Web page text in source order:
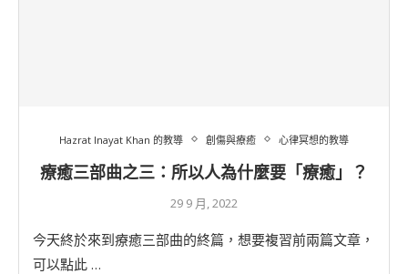
Hazrat Inayat Khan 的教導 創傷與療癒 心律冥想的教導
療癒三部曲之三：所以人為什麼要「療癒」？
29 9 月, 2022
今天終於來到療癒三部曲的終篇，想要複習前兩篇文章，
可以點此 …